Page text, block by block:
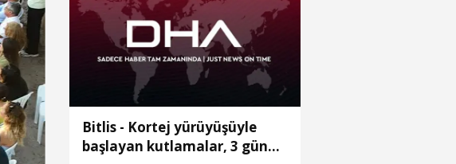
Bitlis - Kortej yürüyüşüyle
başlayan kutlamalar, 3 gün